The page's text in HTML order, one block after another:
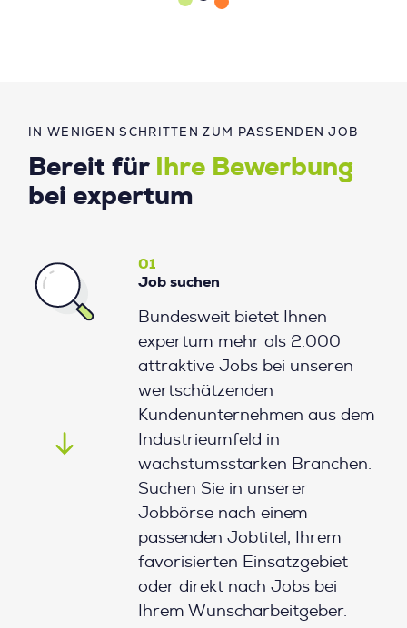
IN WENIGEN SCHRITTEN ZUM PASSENDEN JOB
Bereit für
Ihre Bewerbung
bei expertum
01
Job suchen
Bundesweit bietet Ihnen
expertum mehr als 2.000
attraktive Jobs bei unseren
wertschätzenden
Kundenunternehmen aus dem
Industrieumfeld in
wachstumsstarken Branchen.
Suchen Sie in unserer
Jobbörse nach einem
passenden Jobtitel, Ihrem
favorisierten Einsatzgebiet
oder direkt nach Jobs bei
Ihrem Wunscharbeitgeber.